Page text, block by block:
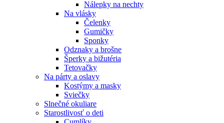
Nálepky na nechty
Na vlásky
Čelenky
Gumičky
Sponky
Odznaky a brošne
Šperky a bižutéria
Tetovačky
Na párty a oslavy
Kostýmy a masky
Sviečky
Slnečné okuliare
Starostlivosť o deti